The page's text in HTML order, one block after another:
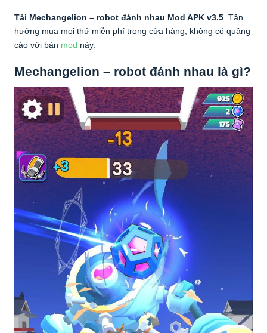
Tải Mechangelion – robot đánh nhau Mod APK v3.5 . Tận
hưởng mua mọi thứ miễn phí trong cửa hàng, không có quảng
cáo với bản mod này.
Mechangelion – robot đánh nhau là gì?